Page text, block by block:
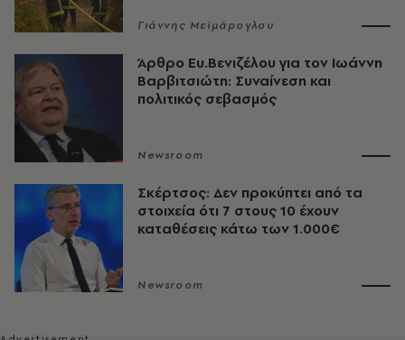
Γιάννης Μεϊμάρογλου
Άρθρο Ευ.Βενιζέλου για τον Iωάννη
Βαρβιτσιώτη: Συναίνεση και
πολιτικός σεβασμός
Newsroom
Σκέρτσος: Δεν προκύπτει από τα
στοιχεία ότι 7 στους 10 έχουν
καταθέσεις κάτω των 1.000€
Newsroom